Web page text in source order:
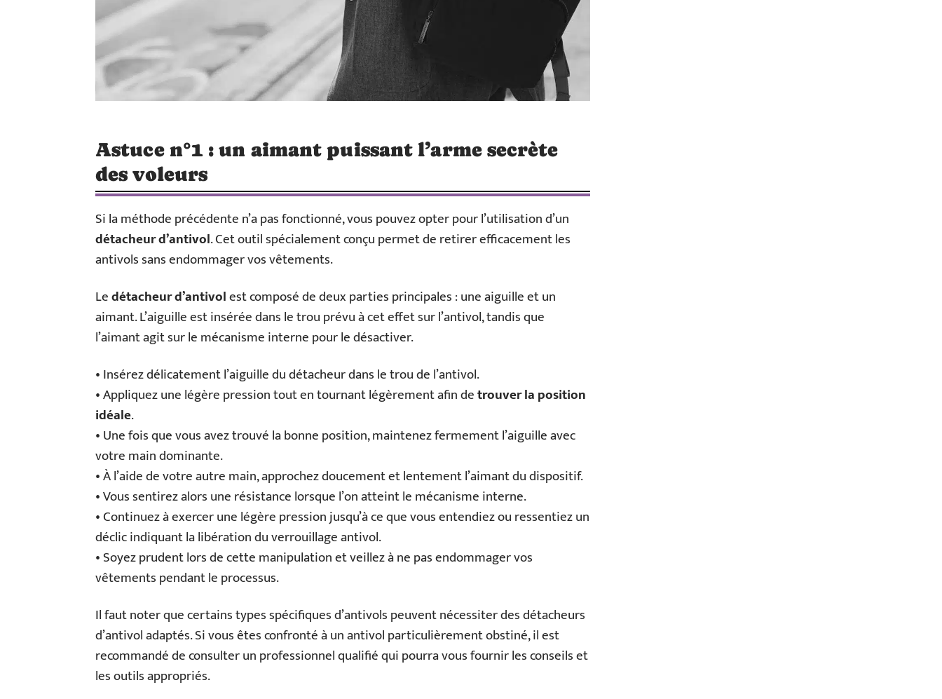
Astuce n°1 : un aimant puissant l’arme secrète
des voleurs
Si la méthode précédente n’a pas fonctionné, vous pouvez opter pour l’utilisation d’un
détacheur d’antivol. Cet outil spécialement conçu permet de retirer efficacement les
antivols sans endommager vos vêtements.
Ledétacheur d’antivolest composé de deux parties principales : une aiguille et un
aimant. L’aiguille est insérée dans le trou prévu à cet effet sur l’antivol, tandis que
l’aimant agit sur le mécanisme interne pour le désactiver.
• Insérez délicatement l’aiguille du détacheur dans le trou de l’antivol.
• Appliquez une légère pression tout en tournant légèrement afin detrouver la position
idéale.
• Une fois que vous avez trouvé la bonne position, maintenez fermement l’aiguille avec
votre main dominante.
• À l’aide de votre autre main, approchez doucement et lentement l’aimant du dispositif.
• Vous sentirez alors une résistance lorsque l’on atteint le mécanisme interne.
• Continuez à exercer une légère pression jusqu’à ce que vous entendiez ou ressentiez un
déclic indiquant la libération du verrouillage antivol.
• Soyez prudent lors de cette manipulation et veillez à ne pas endommager vos
vêtements pendant le processus.
Il faut noter que certains types spécifiques d’antivols peuvent nécessiter des détacheurs
d’antivol adaptés. Si vous êtes confronté à un antivol particulièrement obstiné, il est
recommandé de consulter un professionnel qualifié qui pourra vous fournir les conseils et
les outils appropriés.